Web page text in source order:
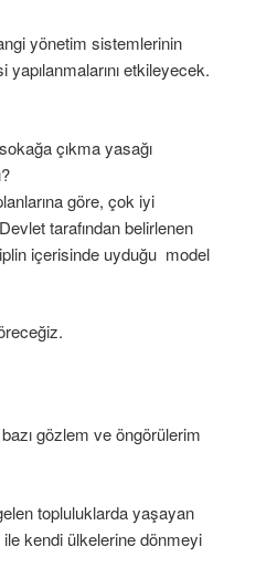
yönetim sistemlerinin
etkileyecek.
çıkma yasağı
göre, çok iyi
tarafından belirlenen
içerisinde uyduğu model
gözlem ve öngörülerim
topluluklarda yaşayan
kendi ülkelerine dönmeyi